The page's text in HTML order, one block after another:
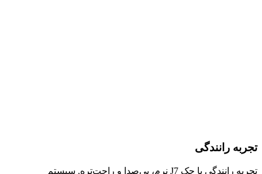
تجربه رانندگی
تجربه رانندگی با جک J7 نرم، بی‌صدا و راحت‌تره. سیستم